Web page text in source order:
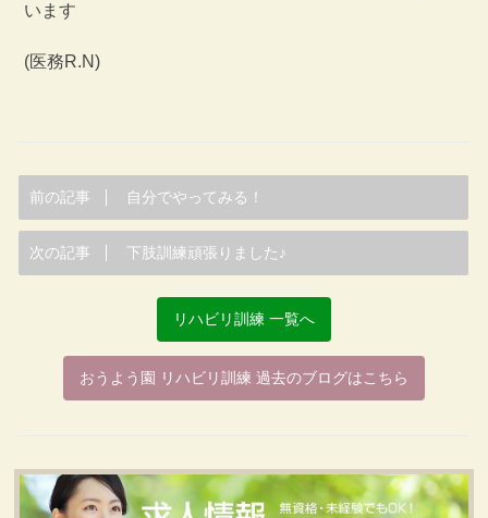
います
(医務R.N)
前の記事 自分でやってみる！
次の記事 下肢訓練頑張りました♪
リハビリ訓練 一覧へ
おうよう園 リハビリ訓練 過去のブログはこちら